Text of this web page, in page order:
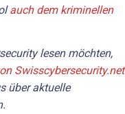
auch dem kriminellen
lesen möchten,
Swisscybersecurity.net
über aktuelle